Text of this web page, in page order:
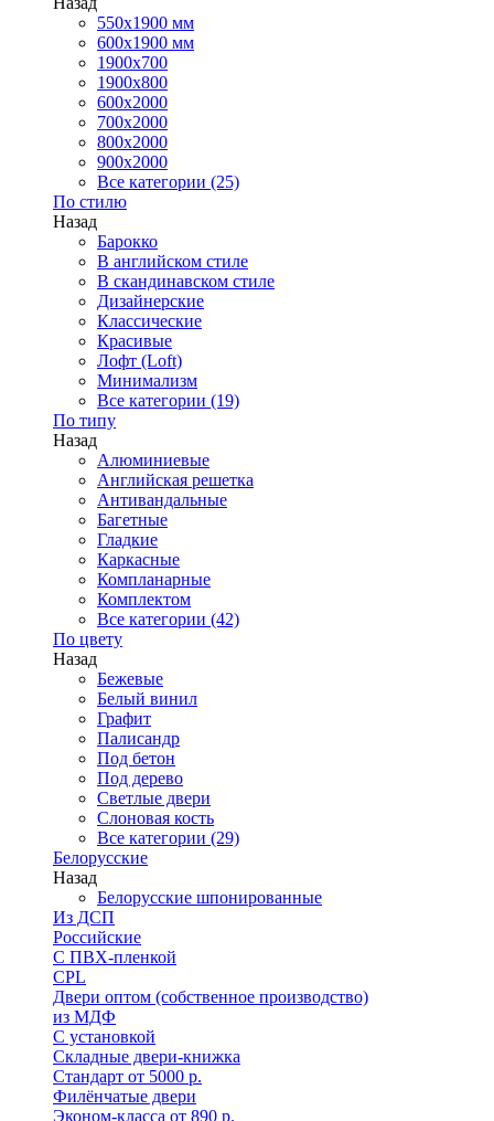
550x1900 мм
600x1900 мм
1900х700
1900х800
600x2000
700x2000
800x2000
900x2000
Все категории (25)
По стилю
Назад
Барокко
В английском стиле
В скандинавском стиле
Дизайнерские
Классические
Красивые
Лофт (Loft)
Минимализм
Все категории (19)
По типу
Назад
Алюминиевые
Английская решетка
Антивандальные
Багетные
Гладкие
Каркасные
Компланарные
Комплектом
Все категории (42)
По цвету
Назад
Бежевые
Белый винил
Графит
Палисандр
Под бетон
Под дерево
Светлые двери
Слоновая кость
Все категории (29)
Белорусские
Назад
Белорусские шпонированные
Из ДСП
Российские
C ПВХ-пленкой
CPL
Двери оптом (собственное производство)
из МДФ
С установкой
Складные двери-книжка
Стандарт от 5000 р.
Филёнчатые двери
Эконом-класса от 890 р.